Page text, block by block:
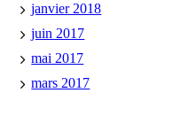
janvier 2018
juin 2017
mai 2017
mars 2017